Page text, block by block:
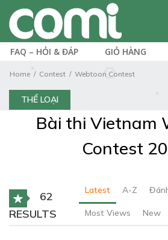
FAQ – HỎI & ĐÁP GIỎ HÀNG
Home Contest Webtoon Contest
THỂ LOẠI
Bài thi Vietnam
Contest
62
RESULTS
Latest A-Z
Most Views New